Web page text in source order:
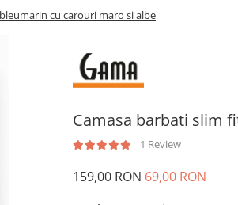
cu carouri maro si albe
Camasa barbati slim
1 Review
159,00 RON 69,00 RON